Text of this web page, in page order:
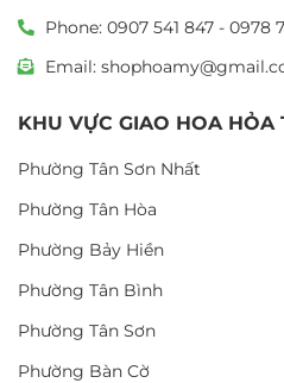
Phone: 0907 541 847 - 0978
Email:
KHU VỰC GIAO HOA HỎA
Phường Tân Sơn Nhất
Phường Tân Hòa
Phường Bảy Hiền
Phường Tân Bình
Phường Tân Sơn
Phường Bàn Cờ